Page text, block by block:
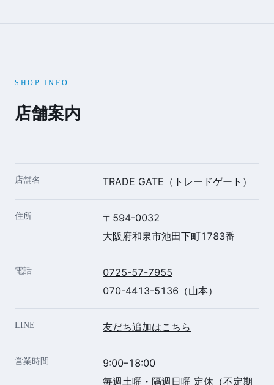
SHOP INFO
店舗案内
店舗名 TRADE GATE（トレードゲート）
住所
〒594-0032
大阪府和泉市池田下町1783番
電話
0725-57-7955
070-4413-5136 （山本）
LINE 友だち追加はこちら
営業時間
9:00–18:00
毎週土曜・隔週日曜 定休（不定期